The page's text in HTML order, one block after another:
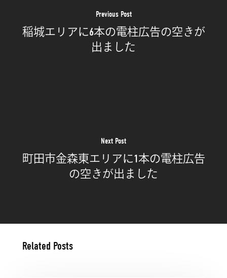
Previous Post
稲城エリアに6本の電柱広告の空きが
出ました
Next Post
町田市金森東エリアに1本の電柱広告
の空きが出ました
Related Posts